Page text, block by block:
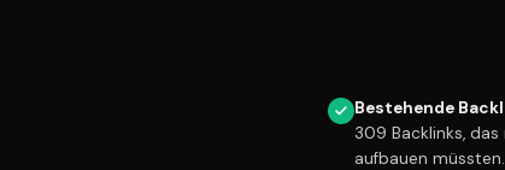
Bestehende
309 Backlinks,
aufbauen müssten.